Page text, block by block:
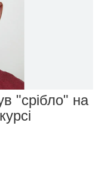
"срібло" на